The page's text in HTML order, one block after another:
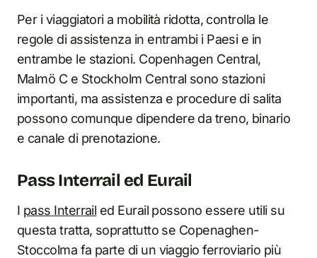
Per i viaggiatori a mobilità ridotta, controlla le
regole di assistenza in entrambi i Paesi e in
entrambe le stazioni. Copenhagen Central,
Malmö C e Stockholm Central sono stazioni
importanti, ma assistenza e procedure di salita
possono comunque dipendere da treno, binario
e canale di prenotazione.
Pass Interrail ed Eurail
I pass Interrail ed Eurail possono essere utili su
questa tratta, soprattutto se Copenaghen-
Stoccolma fa parte di un viaggio ferroviario più